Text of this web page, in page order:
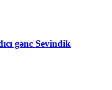
gənc Sevindik